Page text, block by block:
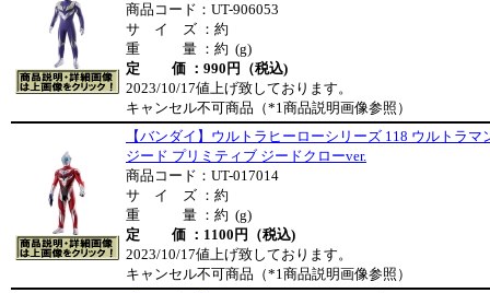
商品コード：UT-906053
サ イ ズ ：約
重 量 ：約 (g)
定 価 ：990円（税込)
2023/10/17値上げ致しております。
キャンセル不可商品（*1商品説明画像参照）
【バンダイ】ウルトラヒーローシリーズ 118 ウルトラマ
ジード プリミティブ ジードクローver.
商品コード：UT-017014
サ イ ズ ：約
重 量 ：約 (g)
定 価 ：1100円（税込)
2023/10/17値上げ致しております。
キャンセル不可商品（*1商品説明画像参照）